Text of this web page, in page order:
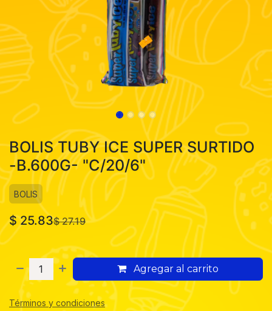
BOLIS TUBY ICE SUPER SURTIDO
-B.600G- "C/20/6"
BOLIS
$25.83$27.19
Agregar al carrito
Términos y condiciones